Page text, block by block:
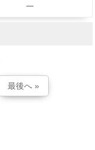
―
最後へ »